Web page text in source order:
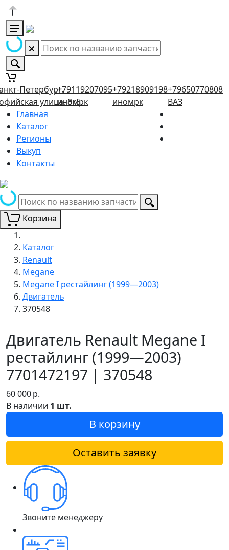
Петербург,
улица, 8к5
+79119207095
иномрк
+79218909198
иномрк
+79650770808
ВАЗ
Главная
Каталог
Регионы
Выкуп
Контакты
Корзина
Каталог
Renault
Megane
Megane I рестайлинг (1999—2003)
Двигатель
370548
Двигатель Renault Megane I
рестайлинг (1999—2003)
7701472197 | 370548
60 000р.
В наличии 1 шт.
В корзину
Оставить заявку
Звоните менеджеру